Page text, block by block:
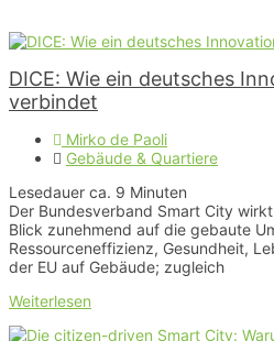
DICE: Wie ein deutsches
verbindet
Mirko de Paoli
Gebäude & Quartiere
Lesedauer ca. 9 Minuten
Der Bundesverband Smart City
Blick zunehmend auf die gebaute
Ressourceneffizienz, Gesundheit,
der EU auf Gebäude; zugleich
Weiterlesen